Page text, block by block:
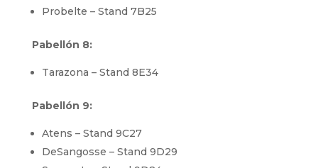
Probelte – Stand 7B25
Pabellón 8:
Tarazona – Stand 8E34
Pabellón 9:
Atens – Stand 9C27
DeSangosse – Stand 9D29